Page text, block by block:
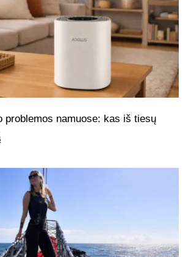
problemos namuose: kas iš tiesų